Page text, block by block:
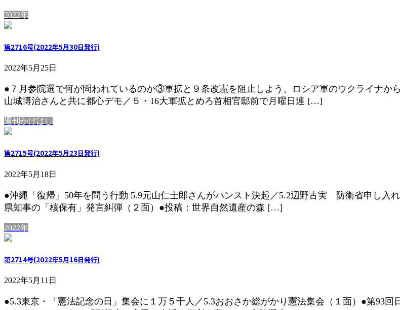
2022年
第2716号(2022年5月30日発行)
2022年5月25日
●７月参院選で何が問われているのか③軍拡と９条改憲を阻止しよう、ロシア軍のウクライナか
山城博治さんと共に都心デモ／５・16大軍拡とめろ首相官邸前で月曜日連 […]
週刊かけはし
第2715号(2022年5月23日発行)
2022年5月18日
●沖縄「復帰」50年を問う行動 5.9元山仁士郎さんがハンスト決起／5.2辺野古実 防衛省申し入
県知事の「核保有」発言糾弾（２面）●投稿：世界自然遺産の森 […]
2022年
第2714号(2022年5月16日発行)
2022年5月11日
●5.3東京・「憲法記念の日」集会に１万５千人／5.3おおさか総がかり憲法集会（１面）●第93